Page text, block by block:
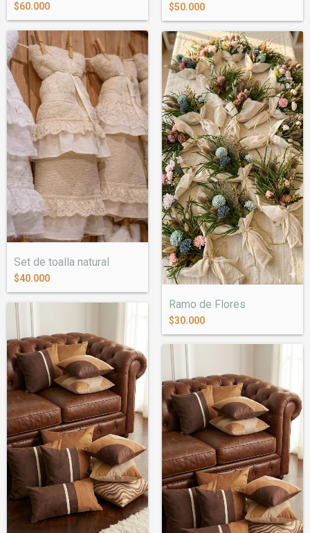
$60.000 $50.000
Set de toalla natural
$40.000
Ramo de Flores
$30.000